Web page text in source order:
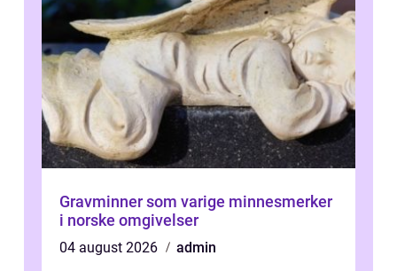
Gravminner som varige minnesmerker
i norske omgivelser
04 august 2026
admin